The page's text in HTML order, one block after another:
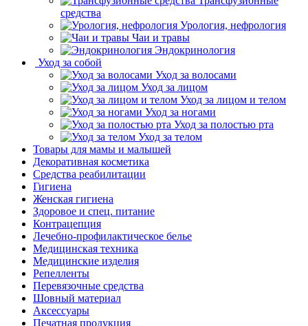
средства
Урология, нефрология
Чаи и травы
Эндокринология
Уход за собой
Уход за волосами
Уход за лицом
Уход за лицом и телом
Уход за ногами
Уход за полостью рта
Уход за телом
Товары для мамы и малышей
Декоративная косметика
Средства реабилитации
Гигиена
Женская гигиена
Здоровое и спец. питание
Контрацепция
Лечебно-профилактическое белье
Медицинская техника
Медицинские изделия
Репелленты
Перевязочные средства
Шовный материал
Аксессуары
Печатная продукция